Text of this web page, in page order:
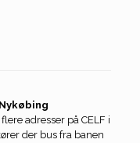
adresser på CELF i
der bus fra banen